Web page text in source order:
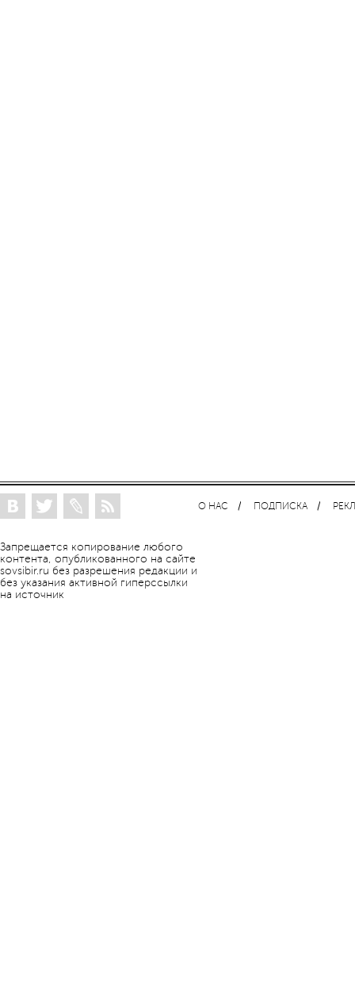
Запрещается копирование любого
контента, опубликованного на сайте
sovsibir.ru без разрешения редакции и
без указания активной гиперссылки
на источник
О НАС ПОДПИСКА